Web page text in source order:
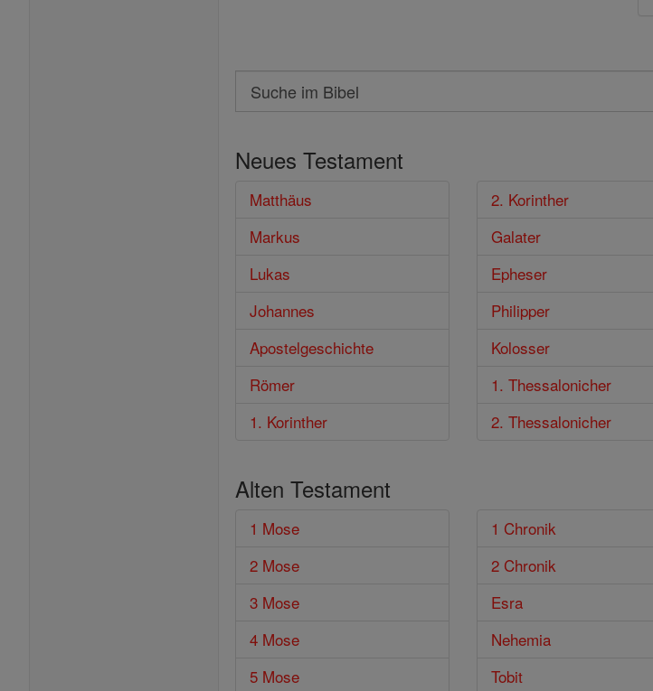
Search
Suche
Bibel
Neues Testament
Matthäus
Markus
Lukas
Johannes
Apostelgeschichte
Römer
1. Korinther
2. Korinther
Galater
Epheser
Philipper
Kolosser
1. Thessalonicher
2. Thessalonicher
Alten Testament
1 Mose
2 Mose
3 Mose
4 Mose
5 Mose
1 Chronik
2 Chronik
Esra
Nehemia
Tobit